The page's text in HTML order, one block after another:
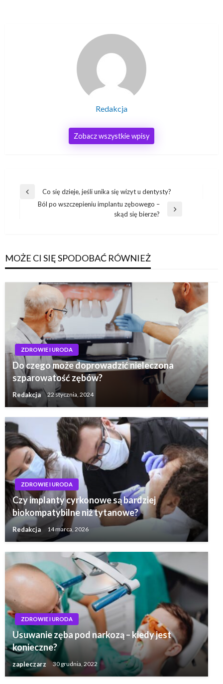
Redakcja
Zobacz wszystkie wpisy
Nawigacja
wpisu
Poprzedni
Co się dzieje, jeśli unika się wizyt u dentysty?
Ból po wszczepieniu implantu zębowego –
skąd się bierze?
MOŻE CI SIĘ SPODOBAĆ RÓWNIEŻ
ZDROWIE I URODA
Do czego może doprowadzić nieleczona
szparowatość zębów?
Redakcja 22 stycznia, 2024
ZDROWIE I URODA
Czy implanty cyrkonowe są bardziej
biokompatybilne niż tytanowe?
Redakcja 14 marca, 2026
ZDROWIE I URODA
Usuwanie zęba pod narkozą – kiedy jest
konieczne?
zapleczarz 30 grudnia, 2022